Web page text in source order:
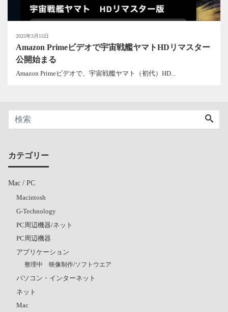
2025年3月15日
Amazon Primeビデオで宇宙戦艦ヤマトHDリマスター
公開始まる
Amazon Primeビデオで、宇宙戦艦ヤマト（初代）HD...
カテゴリー
Mac / PC
Macintosh
G-Technology
PC周辺機器/ネット
PC周辺機器
アプリケーション
整理中 映像制作/ソフトウエア
パソコン・インターネット
ネット
Mac